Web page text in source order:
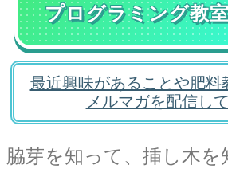
プログラミング教
最近興味があることや肥料
メルマガを配信し
脇芽を知って、挿し木を